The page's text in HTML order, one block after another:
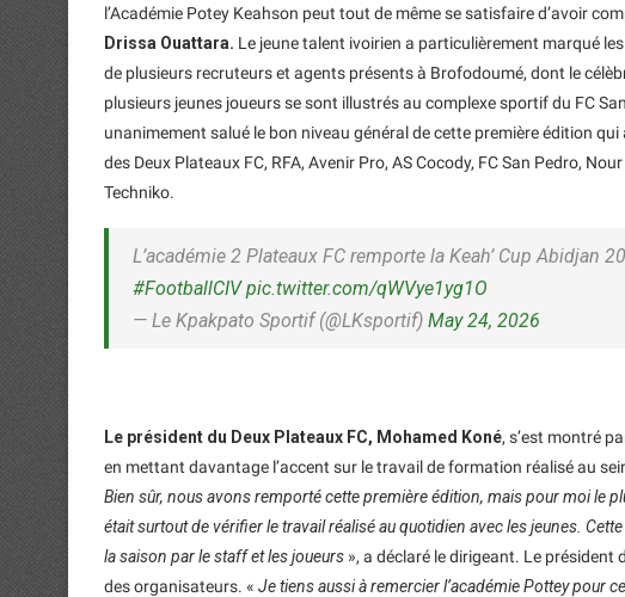
l’Académie Potey Keahson peut tout de même se satisfaire d’avoir
Drissa Ouattara. Le jeune talent ivoirien a particulièrement marqué
de plusieurs recruteurs et agents présents à Brofodoumé, dont le
plusieurs jeunes joueurs se sont illustrés au complexe sportif du FC
unanimement salué le bon niveau général de cette première édition
des Deux Plateaux FC, RFA, Avenir Pro, AS Cocody, FC San Pedro,
Techniko.
L’académie 2 Plateaux FC remporte la Keah’ Cup Abidjan
#FootballCIV pic.twitter.com/qWVye1yg1O
— Le Kpakpato Sportif (@LKsportif) May 24, 2026
Le président du Deux Plateaux FC, Mohamed Koné, s’est montré
en mettant davantage l’accent sur le travail de formation réalisé au
Bien sûr, nous avons remporté cette première édition, mais pour moi le
était surtout de vérifier le travail réalisé au quotidien avec les jeunes.
la saison par le staff et les joueurs », a déclaré le dirigeant. Le président
des organisateurs. « Je tiens aussi à remercier l’académie Pottey pour